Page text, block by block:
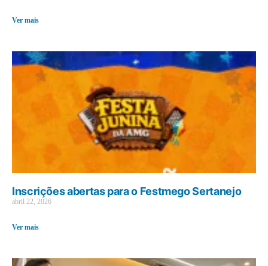
Ver mais
Inscrições abertas para o Festmego Sertanejo
abril 22, 2026
Ver mais